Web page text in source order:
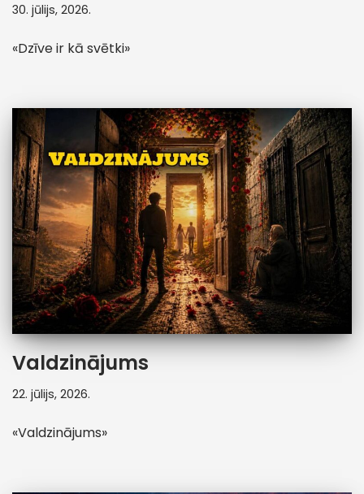
30. jūlijs, 2026.
«Dzīve ir kā svētki»
Valdzinājums
22. jūlijs, 2026.
«Valdzinājums»